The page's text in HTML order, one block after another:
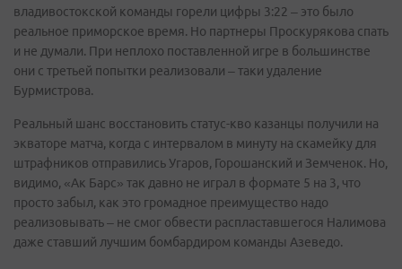
владивостокской команды горели цифры 3:22 – это было
реальное приморское время. Но партнеры Проскурякова спать
и не думали. При неплохо поставленной игре в большинстве
они с третьей попытки реализовали – таки удаление
Бурмистрова.
Реальный шанс восстановить статус-кво казанцы получили на
экваторе матча, когда с интервалом в минуту на скамейку для
штрафников отправились Угаров, Горошанский и Земченок. Но,
видимо, «Ак Барс» так давно не играл в формате 5 на 3, что
просто забыл, как это громадное преимущество надо
реализовывать – не смог обвести распластавшегося Налимова
даже ставший лучшим бомбардиром команды Азеведо.